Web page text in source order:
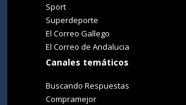
Sport
Superdeporte
El Correo Gallego
El Correo de Andalucia
Canales temáticos
Buscando Respuestas
Compramejor